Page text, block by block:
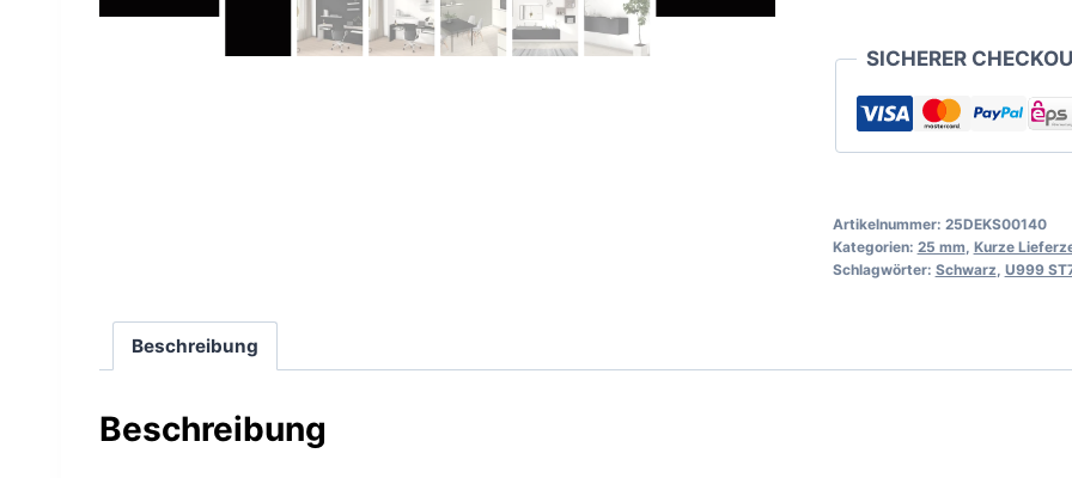
SICHERER
Artikelnummer: 25DEKS00140
Kategorien: 25 mm Kurze
Schlagwörter: Schwarz U999
Beschreibung
Beschreibung